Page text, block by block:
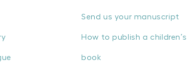
Send us your manuscript
How to publish a children’s
book